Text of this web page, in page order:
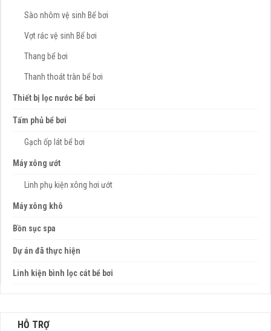
Sào nhôm vệ sinh Bể bơi
Vợt rác vệ sinh Bể bơi
Thang bể bơi
Thanh thoát tràn bể bơi
Thiết bị lọc nước bể bơi
Tấm phủ bể bơi
Gạch ốp lát bể bơi
Máy xông ướt
Linh phụ kiện xông hơi ướt
Máy xông khô
Bồn sục spa
Dự án đã thực hiện
Linh kiện bình lọc cát bể bơi
HỖ TRỢ